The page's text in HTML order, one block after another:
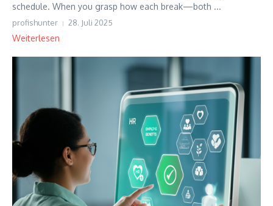
schedule. When you grasp how each break—both ...
profishunter 28. Juli 2025
Weiterlesen